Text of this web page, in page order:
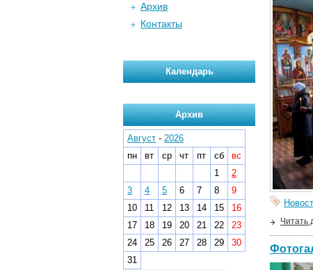
Читать
Архив
Контакты
Календарь
Архив
Август - 2026
пн
вт ср чт пт сб
вс
1
2
3
4 5 6 7 8
9
10
11 12 13 14 15
16
17
18 19 20 21 22
23
24
25 26 27 28 29
30
31